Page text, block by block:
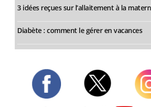
3 idées reçues sur l’allaitement à la
Diabète : comment le gérer en vacances